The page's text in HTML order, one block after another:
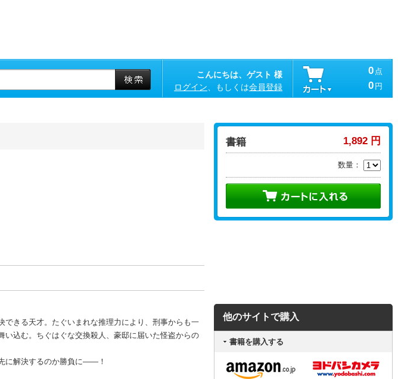
こんにちは、ゲスト 様
ログイン 、もしくは会員登録
0 点
0 円
きる天才。たぐいまれな推理力により、刑事からも一
込む。ちぐはぐな交換殺人、豪邸に届いた怪盗からの
に解決するのか勝負に――！
書籍 1,892 円
数量：
他のサイトで購入
書籍を購入する